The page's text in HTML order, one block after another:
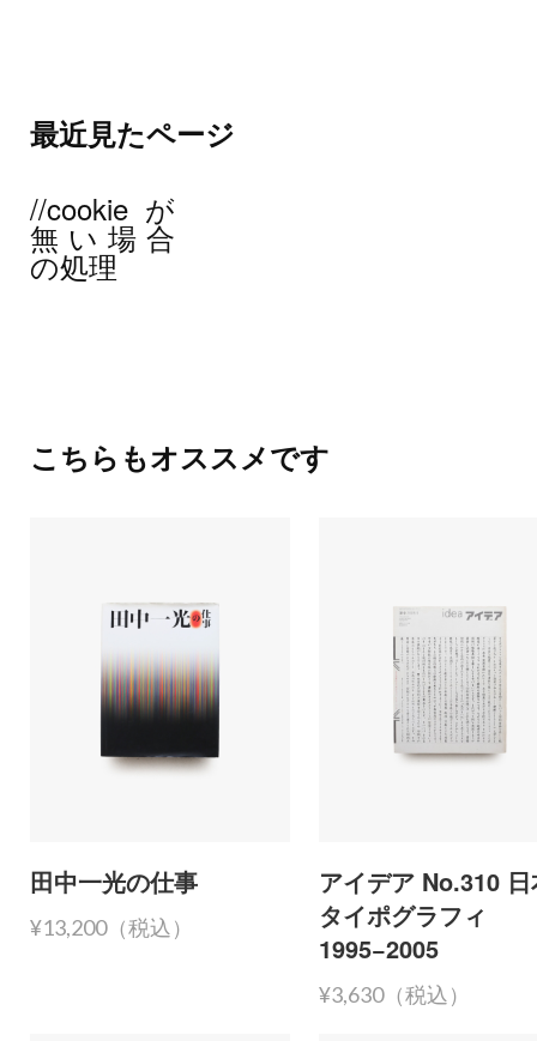
最近見たページ
//cookieが
無い場合
の処理
こちらもオススメです
田中一光の仕事
¥13,200（税込）
アイデア No.310
タイポグラフィ
1995−2005
¥3,630（税込）